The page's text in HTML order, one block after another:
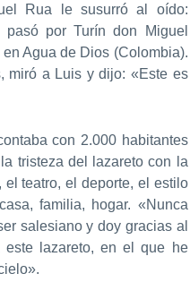
Rua le susurró al oído:
pasó por Turín don Miguel
Agua de Dios (Colombia).
miró a Luis y dijo: «Este es
con 2.000 habitantes
tristeza del lazareto con la
teatro, el deporte, el estilo
familia, hogar. «Nunca
salesiano y doy gracias al
este lazareto, en el que he